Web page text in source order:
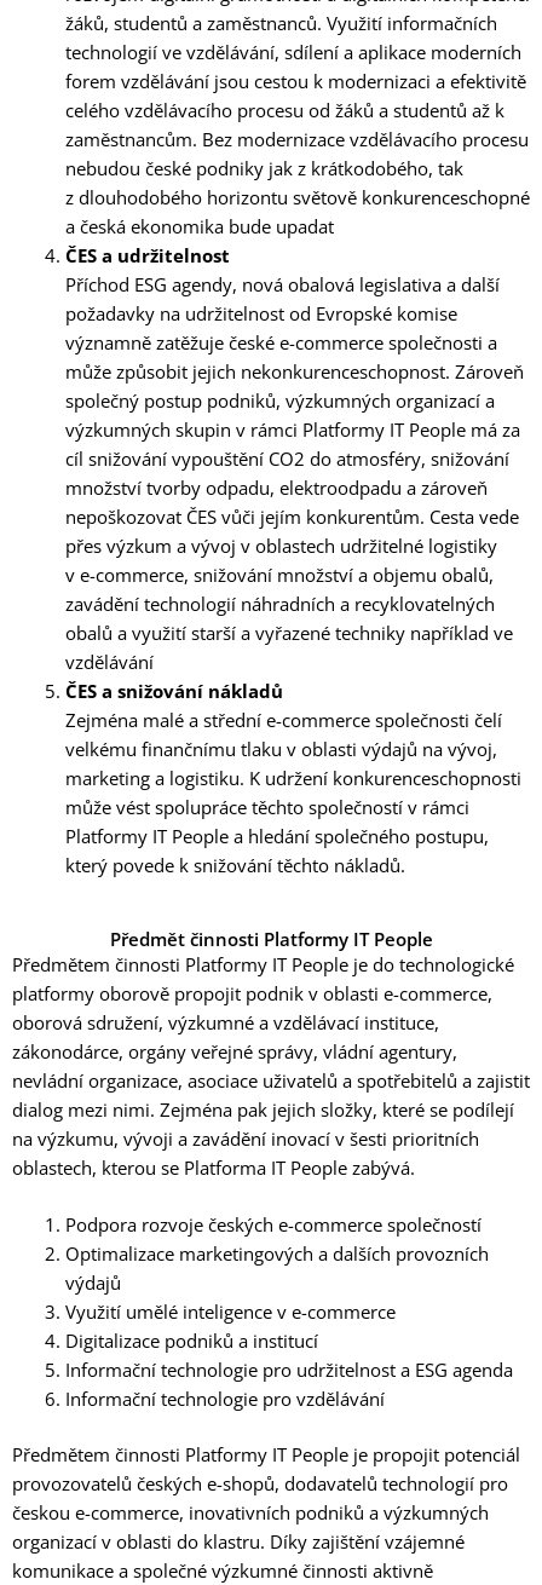
žáků, studentů a zaměstnanců. Využití informačních
technologií ve vzdělávání, sdílení a aplikace moderních
forem vzdělávání jsou cestou k modernizaci a efektivitě
celého vzdělávacího procesu od žáků a studentů až k
zaměstnancům. Bez modernizace vzdělávacího procesu
nebudou české podniky jak z krátkodobého, tak
z dlouhodobého horizontu světově konkurenceschopné
a česká ekonomika bude upadat
ČES a udržitelnost
Příchod ESG agendy, nová obalová legislativa a další
požadavky na udržitelnost od Evropské komise
významně zatěžuje české e-commerce společnosti a
může způsobit jejich nekonkurenceschopnost. Zároveň
společný postup podniků, výzkumných organizací a
výzkumných skupin v rámci Platformy IT People má za
cíl snižování vypouštění CO2 do atmosféry, snižování
množství tvorby odpadu, elektroodpadu a zároveň
nepoškozovat ČES vůči jejím konkurentům. Cesta vede
přes výzkum a vývoj v oblastech udržitelné logistiky
v e-commerce, snižování množství a objemu obalů,
zavádění technologií náhradních a recyklovatelných
obalů a využití starší a vyřazené techniky například ve
vzdělávání
ČES a snižování nákladů
Zejména malé a střední e-commerce společnosti čelí
velkému finančnímu tlaku v oblasti výdajů na vývoj,
marketing a logistiku. K udržení konkurenceschopnosti
může vést spolupráce těchto společností v rámci
Platformy IT People a hledání společného postupu,
který povede k snižování těchto nákladů.
Předmět činnosti Platformy IT People
Předmětem činnosti Platformy IT People je do technologické
platformy oborově propojit podnik v oblasti e-commerce,
oborová sdružení, výzkumné a vzdělávací instituce,
zákonodárce, orgány veřejné správy, vládní agentury,
nevládní organizace, asociace uživatelů a spotřebitelů a zajistit
dialog mezi nimi. Zejména pak jejich složky, které se podílejí
na výzkumu, vývoji a zavádění inovací v šesti prioritních
oblastech, kterou se Platforma IT People zabývá.
Podpora rozvoje českých e-commerce společností
Optimalizace marketingových a dalších provozních
výdajů
Využití umělé inteligence v e-commerce
Digitalizace podniků a institucí
Informační technologie pro udržitelnost a ESG agenda
Informační technologie pro vzdělávání
Předmětem činnosti Platformy IT People je propojit potenciál
provozovatelů českých e-shopů, dodavatelů technologií pro
českou e-commerce, inovativních podniků a výzkumných
organizací v oblasti do klastru. Díky zajištění vzájemné
komunikace a společné výzkumné činnosti aktivně